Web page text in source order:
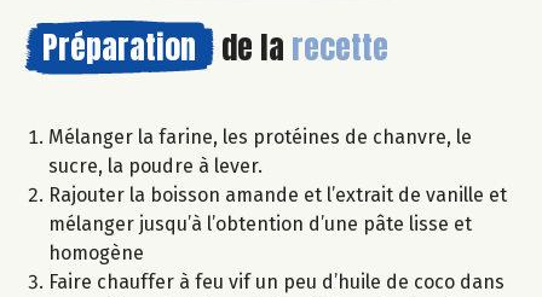
Préparation de la recette
Mélanger la farine, les protéines de chanvre, le
sucre, la poudre à lever.
Rajouter la boisson amande et l’extrait de vanille et
mélanger jusqu’à l’obtention d’une pâte lisse et
homogène
Faire chauffer à feu vif un peu d’huile de coco dans